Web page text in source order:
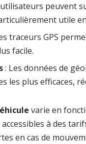
peuvent
utile
traceurs GPS
facile.
: Les données de
les plus efficaces,
varie en
à des
en cas de